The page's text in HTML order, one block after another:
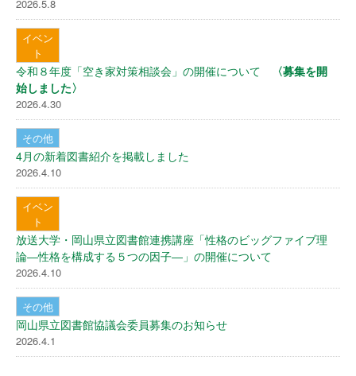
2026.5.8
イベン
ト
令和８年度「空き家対策相談会」の開催について
〈募集を開
始しました〉
2026.4.30
その他
4月の新着図書紹介を掲載しました
2026.4.10
イベン
ト
放送大学・岡山県立図書館連携講座「性格のビッグファイブ理
論―性格を構成する５つの因子―」の開催について
2026.4.10
その他
岡山県立図書館協議会委員募集のお知らせ
2026.4.1